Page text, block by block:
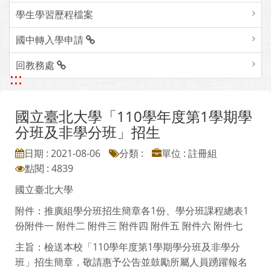
學生學習歷程檔案
國中轉入學申請
回教務處
:::
國立臺北大學「110學年度第1學期學
分班及非學分班」招生
日期 : 2021-08-06 分類 :
單位 : 註冊組
點閱 : 4839
國立臺北大學
附件：推廣組學分班招生簡章各1份、學分班課程總表1
份附件一 附件二 附件三 附件四 附件五 附件六 附件七
主旨：檢送本校「110學年度第1學期學分班及非學分
班」招生簡章，敬請惠予公告並鼓勵所屬人員踴躍報名